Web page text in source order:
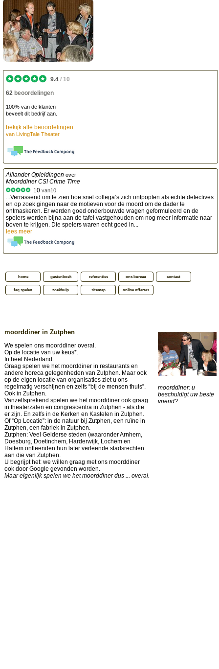
9.4 / 10
62 beoordelingen
100% van de klanten
beveelt dit bedrijf aan.
bekijk alle beoordelingen
van LivingTale Theater
Alliander Opleidingen over
Moorddiner CSI Crime Time
10van10
...Verrassend om te zien hoe snel collega’s zich ontpopten als echte detectives
en op zoek gingen naar de motieven voor de moord om de dader te
ontmaskeren. Er werden goed onderbouwde vragen geformuleerd en de
spelers werden bijna aan de tafel vastgehouden om nog meer informatie naar
boven te krijgen. Die spelers waren echt goed in...
lees meer
home gastenboek referenties ons bureau contact
faq spelen zoekhulp sitemap online offertes
moorddiner in Zutphen
We spelen ons moorddiner overal.
Op de locatie van uw keus*.
In heel Nederland.
Graag spelen we het moorddiner in restaurants en
andere horeca gelegenheden van Zutphen. Maar ook
op de eigen locatie van organisaties ziet u ons
regelmatig verschijnen en zelfs “bij de mensen thuis”.
Ook in Zutphen.
Vanzelfsprekend spelen we het moorddiner ook graag
in theaterzalen en congrescentra in Zutphen - als die
er zijn. En zelfs in de Kerken en Kastelen in Zutphen.
Of “Op Locatie”: in de natuur bij Zutphen, een ruïne in
Zutphen, een fabriek in Zutphen.
Zutphen: Veel Gelderse steden (waaronder Arnhem,
Doesburg, Doetinchem, Harderwijk, Lochem en
Hattem ontleenden hun later verleende stadsrechten
aan die van Zutphen.
U begrijpt het: we willen graag met ons moorddiner
ook door Google gevonden worden.
Maar eigenlijk spelen we het moorddiner dus ... overal.
moorddiner: u
beschuldigt uw beste
vriend?